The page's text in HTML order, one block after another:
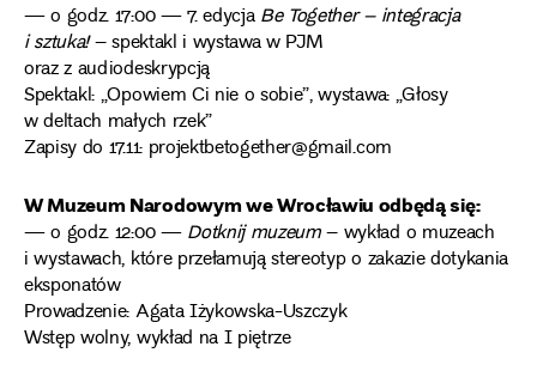
— o godz. 17:00 — 7. edycjaBe Together – integracja
i sztuka!– spektakl i wystawa w PJM
oraz z audiodeskrypcją
Spektakl: „Opowiem Ci nie o sobie”, wystawa: „Głosy
w deltach małych rzek”
Zapisy do 17.11: projektbetogether@gmail.com
W Muzeum Narodowym we Wrocławiu odbędą się:
— o godz. 12:00 —Dotknij muzeum– wykład o muzeach
i wystawach, które przełamują stereotyp o zakazie dotykania
eksponatów
Prowadzenie: Agata Iżykowska-Uszczyk
Wstęp wolny, wykład na I piętrze